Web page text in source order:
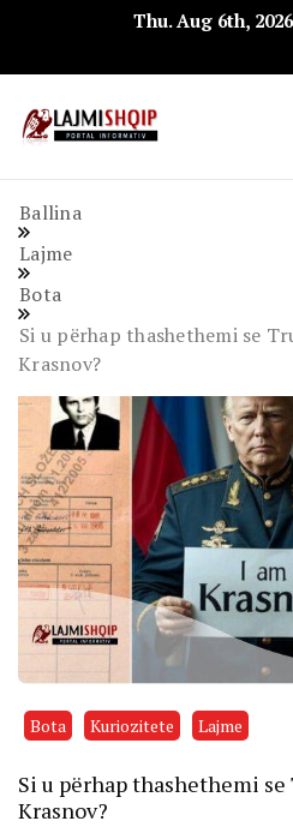
Thu. Aug 6th, 2026
Ballina
Lajme
Bota
Si u përhap thashethemi se
Krasnov?
Bota Kuriozitete Lajme
Si u përhap thashethemi
Krasnov?